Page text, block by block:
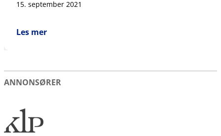
15. september 2021
Les mer
ANNONSØRER